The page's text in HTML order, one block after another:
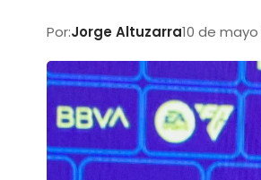
Por:Jorge Altuzarra10 de mayo